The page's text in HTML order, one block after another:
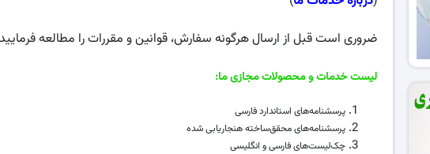
ضروری است قبل از ارسال هرگونه سفارش، قوانین و مقررات را مطالعه
لیست خدمات و محصولات مجازی ما:
پرسشنامه‌های استاندارد فارسی
پرسشنامه‌های محقق‌ساخته هنجاریابی شده
چک‌لیست‌های فارسی و انگلیسی